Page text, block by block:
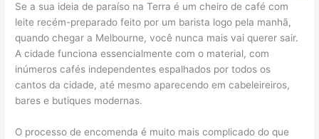
Se a sua ideia de paraíso na Terra é um cheiro de café com
leite recém-preparado feito por um barista logo pela manhã,
quando chegar a Melbourne, você nunca mais vai querer sair.
A cidade funciona essencialmente com o material, com
inúmeros cafés independentes espalhados por todos os
cantos da cidade, até mesmo aparecendo em cabeleireiros,
bares e butiques modernas.
O processo de encomenda é muito mais complicado do que